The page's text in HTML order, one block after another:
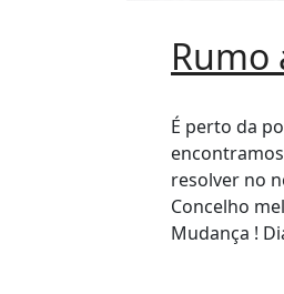
Rumo
É perto da
resolver no
Concelho
Mudança !